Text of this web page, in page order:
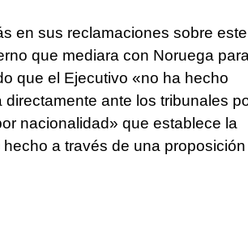
en sus reclamaciones sobre este
que mediara con Noruega para
que el Ejecutivo «no ha hecho
ante los tribunales
nacionalidad» que establece la
a través de una proposición